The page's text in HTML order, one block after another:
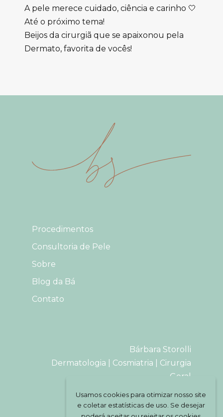
A pele merece cuidado, ciência e carinho 🤍
Até o próximo tema!
Beijos da cirurgiã que se apaixonou pela
Dermato, favorita de vocês!
Procedimentos
Consultoria de Pele
Sobre
Blog da Bá
Contato
Bárbara Storolli
Dermatologia | Cosmiatria | Cirurgia
Geral
CRM-SP: 189.579
Usamos cookies para otimizar nosso site
e coletar estatísticas de uso. Se desejar